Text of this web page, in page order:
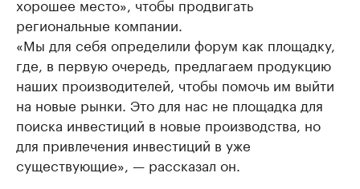
региональные компании.
«Мы для себя определили форум как площадку,
где, в первую очередь, предлагаем продукцию
наших производителей, чтобы помочь им выйти
на новые рынки. Это для нас не площадка для
поиска инвестиций в новые производства, но
для привлечения инвестиций в уже
существующие», — рассказал он.